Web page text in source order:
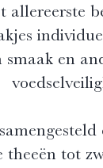
allereerste
smaak en
tot